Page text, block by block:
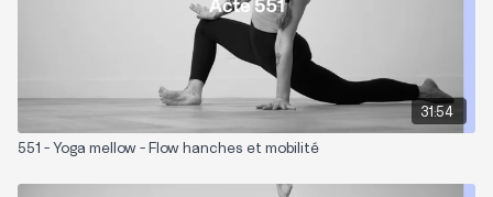
31:54
551 - Yoga mellow - Flow hanches et mobilité